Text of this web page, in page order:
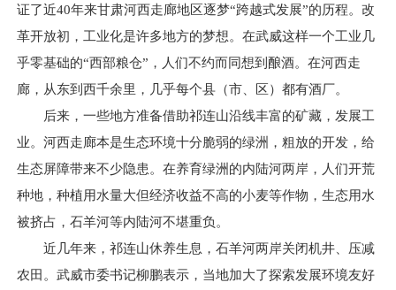
证了近40年来甘肃河西走廊地区逐梦“跨越式发展”的历程。改
革开放初，工业化是许多地方的梦想。在武威这样一个工业几
乎零基础的“西部粮仓”，人们不约而同想到酿酒。在河西走
廊，从东到西千余里，几乎每个县（市、区）都有酒厂。
后来，一些地方准备借助祁连山沿线丰富的矿藏，发展工
业。河西走廊本是生态环境十分脆弱的绿洲，粗放的开发，给
生态屏障带来不少隐患。在养育绿洲的内陆河两岸，人们开荒
种地，种植用水量大但经济收益不高的小麦等作物，生态用水
被挤占，石羊河等内陆河不堪重负。
近几年来，祁连山休养生息，石羊河两岸关闭机井、压减
农田。武威市委书记柳鹏表示，当地加大了探索发展环境友好